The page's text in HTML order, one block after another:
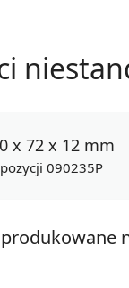
x 72 x 12 mm
090235P
produkowane